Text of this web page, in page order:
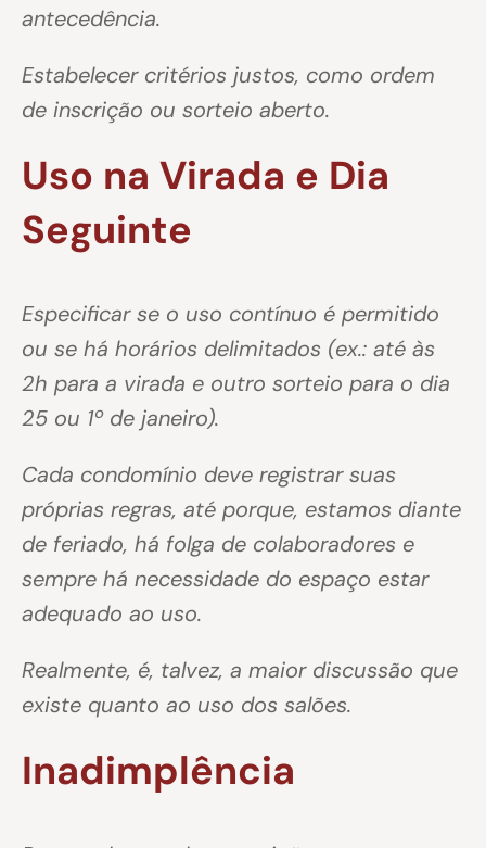
antecedência.
Estabelecer critérios justos, como ordem
de inscrição ou sorteio aberto.
Uso na Virada e Dia
Seguinte
Especificar se o uso contínuo é permitido
ou se há horários delimitados (ex.: até às
2h para a virada e outro sorteio para o dia
25 ou 1º de janeiro).
Cada condomínio deve registrar suas
próprias regras, até porque, estamos diante
de feriado, há folga de colaboradores e
sempre há necessidade do espaço estar
adequado ao uso.
Realmente, é, talvez, a maior discussão que
existe quanto ao uso dos salões.
Inadimplência